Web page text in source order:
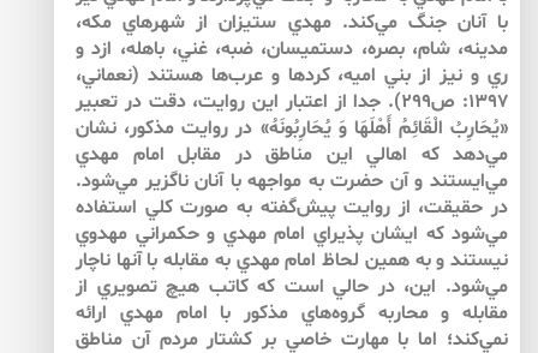
با آنان جنگ مي‌كند. مهدي ستيزان از شهرهاي مكه،
مدينه، شام، بصره، دستميسان، ضبه، غني، باهله، ازد و
ري و نيز از بني اميه، كردها و عرب‌ها هستند (نعماني،
1397: ص299). جدا از اعتبار اين روايت، دقت در تعبير
«يُحَارِبُ الْقَائِمُ أَهْلَهَا وَ يُحَارِبُونَهُ» در روايت مذكور، نشان
مي‌دهد كه اهالي اين مناطق در مقابل امام مهدي
مي‌ايستند و آن حضرت به مواجهه با آنان ناگزير مي‌شود.
در حقيقت، از روايت پيش‌گفته به صورت كلي استفاده
مي‌شود كه ايشان پذيراي امام مهدي و حكمراني مهدوي
نيستند و به همين لحاظ امام مهدي به مقابله با آن­ها ناچار
مي‌شود. اين، در حالي است كه كاتب هيچ تصويري از
مقابله و محاربه گروه‌هاي مذكور با امام مهدي ارائه
نمي‌كند؛ اما با مهارت خاصي بر كشتار مردم آن مناطق